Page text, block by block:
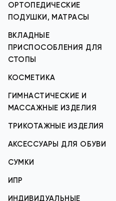
ОРТОПЕДИЧЕСКИЕ
ПОДУШКИ, МАТРАСЫ
ВКЛАДНЫЕ
ПРИСПОСОБЛЕНИЯ ДЛЯ
СТОПЫ
КОСМЕТИКА
ГИМНАСТИЧЕСКИЕ И
МАССАЖНЫЕ ИЗДЕЛИЯ
ТРИКОТАЖНЫЕ ИЗДЕЛИЯ
АКСЕССУАРЫ ДЛЯ ОБУВИ
СУМКИ
ИПР
ИНДИВИДУАЛЬНЫЕ